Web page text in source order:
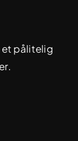
et pålitelig